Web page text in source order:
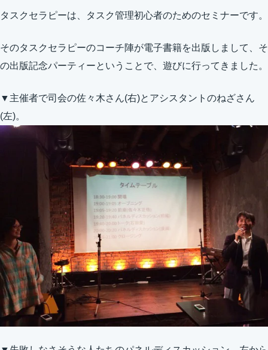
タスクセラピーは、タスク管理初心者のためのセミナーです。
そのタスクセラピーのコーチ陣が電子書籍を出版しまして、そ
の出版記念パーティーということで、遊びに行ってきました。
▼主催者で司会の佐々木さん(右)とアシスタントのねざさん
(左)。